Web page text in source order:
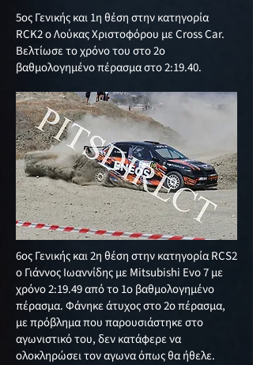
5ος Γενικής και 1η θέση στην κατηγορία
RCK2 ο Λούκας Χριστοφόρου με Cross Car.
Βελτίωσε το χρόνο του στο 2ο
βαθμολογημένο πέρασμα στο 2:19.40.
6ος Γενικής και 2η θέση στην κατηγορία RCS2
ο Γιάννος Ιωαννίδης με Mitsubishi Evo 7 με
χρόνο 2:19.49 από το 1ο βαθμολογημένο
πέρασμα. Φάνηκε άτυχος στο 2ο πέρασμα,
με πρόβλημα που παρουσιάστηκε στο
αγωνιστικό του, δεν κατάφερε να
ολοκληρώσει τον αγωνα όπως θα ήθελε.